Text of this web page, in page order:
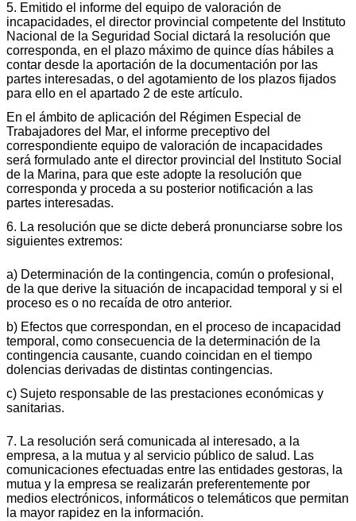
5. Emitido el informe del equipo de valoración de
incapacidades, el director provincial competente del Instituto
Nacional de la Seguridad Social dictará la resolución que
corresponda, en el plazo máximo de quince días hábiles a
contar desde la aportación de la documentación por las
partes interesadas, o del agotamiento de los plazos fijados
para ello en el apartado 2 de este artículo.
En el ámbito de aplicación del Régimen Especial de
Trabajadores del Mar, el informe preceptivo del
correspondiente equipo de valoración de incapacidades
será formulado ante el director provincial del Instituto Social
de la Marina, para que este adopte la resolución que
corresponda y proceda a su posterior notificación a las
partes interesadas.
6. La resolución que se dicte deberá pronunciarse sobre los
siguientes extremos:
a) Determinación de la contingencia, común o profesional,
de la que derive la situación de incapacidad temporal y si el
proceso es o no recaída de otro anterior.
b) Efectos que correspondan, en el proceso de incapacidad
temporal, como consecuencia de la determinación de la
contingencia causante, cuando coincidan en el tiempo
dolencias derivadas de distintas contingencias.
c) Sujeto responsable de las prestaciones económicas y
sanitarias.
7. La resolución será comunicada al interesado, a la
empresa, a la mutua y al servicio público de salud. Las
comunicaciones efectuadas entre las entidades gestoras, la
mutua y la empresa se realizarán preferentemente por
medios electrónicos, informáticos o telemáticos que permitan
la mayor rapidez en la información.